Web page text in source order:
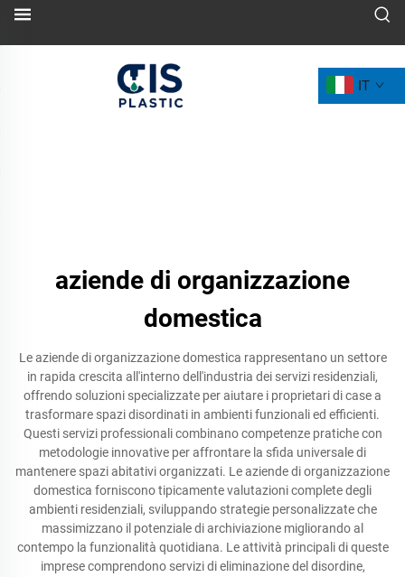
IT
aziende di organizzazione
domestica
Le aziende di organizzazione domestica rappresentano un settore
in rapida crescita all'interno dell'industria dei servizi residenziali,
offrendo soluzioni specializzate per aiutare i proprietari di case a
trasformare spazi disordinati in ambienti funzionali ed efficienti.
Questi servizi professionali combinano competenze pratiche con
metodologie innovative per affrontare la sfida universale di
mantenere spazi abitativi organizzati. Le aziende di organizzazione
domestica forniscono tipicamente valutazioni complete degli
ambienti residenziali, sviluppando strategie personalizzate che
massimizzano il potenziale di archiviazione migliorando al
contempo la funzionalità quotidiana. Le attività principali di queste
imprese comprendono servizi di eliminazione del disordine,